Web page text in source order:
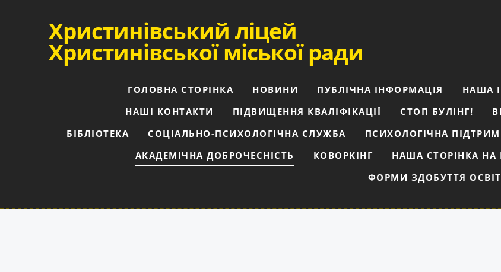
Христинівський ліцей
Христинівської міської ради
ГОЛОВНА СТОРІНКА НОВИНИ ПУБЛІЧНА ІНФОРМАЦІЯ НАША
НАШІ КОНТАКТИ
ПІДВИЩЕННЯ КВАЛІФІКАЦІЇ СТОП БУЛІНГ!
БІБЛІОТЕКА
СОЦІАЛЬНО-ПСИХОЛОГІЧНА СЛУЖБА ПСИХОЛОГІЧНА
АКАДЕМІЧНА ДОБРОЧЕСНІСТЬ
КОВОРКІНГ НАША СТОРІНКА НА
ФОРМИ ЗДОБУТТЯ